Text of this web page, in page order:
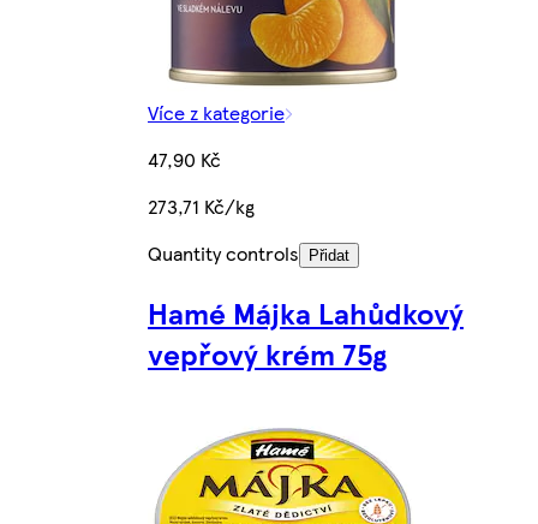
Více z kategorie
47,90 Kč
273,71 Kč/kg
Quantity controls
Přidat
Hamé Májka Lahůdkový
vepřový krém 75g